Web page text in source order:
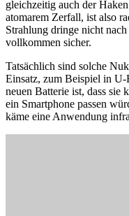
gleichzeitig auch der
atomarem Zerfall, ist also
Strahlung dringe nicht
vollkommen sicher.
Tatsächlich sind solche
Einsatz, zum Beispiel in
neuen Batterie ist, dass sie
ein Smartphone passen
käme eine Anwendung